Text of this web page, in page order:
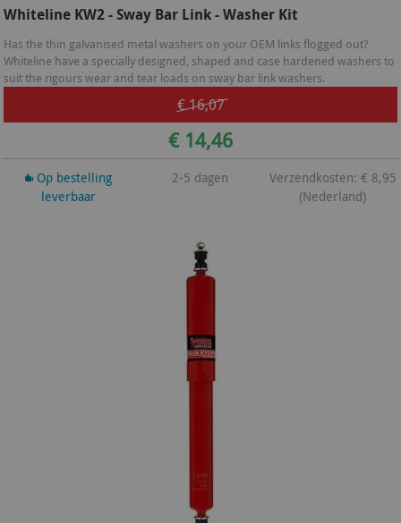
Whiteline KW2 - Sway Bar Link - Washer Kit
Has the thin galvanised metal washers on your OEM links flogged out?
Whiteline have a specially designed, shaped and case hardened washers to
suit the rigours wear and tear loads on sway bar link washers.
€ 16,07
€ 14,46
Op bestelling
leverbaar
2-5 dagen
Verzendkosten: € 8,95
(Nederland)